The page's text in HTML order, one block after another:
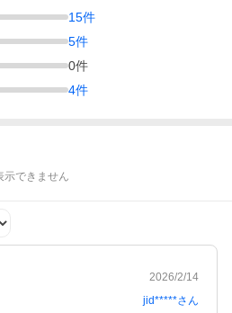
15件
5件
0件
4件
示できません
2026/2/14
jid*****さん